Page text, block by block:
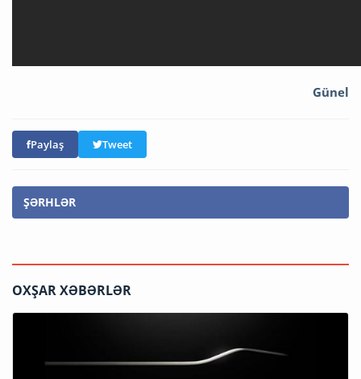
Günel
Paylaş Tweet
ŞƏRHLƏR
OXŞAR XƏBƏRLƏR